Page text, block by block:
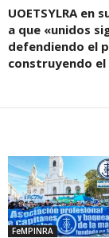
UOETSYLRA en
a que «unidos
defendiendo el
construyendo
FeMPINRA